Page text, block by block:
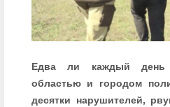
Едва ли каждый день
областью и городом
десятки нарушителей,